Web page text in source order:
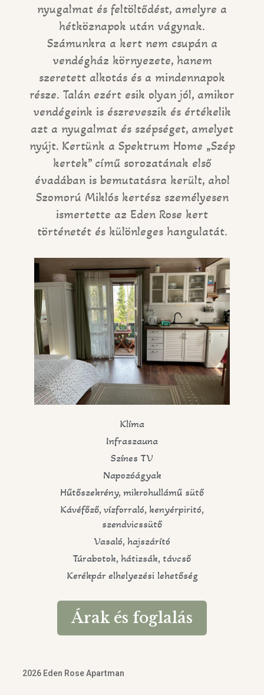
nyugalmat és feltöltődést, amelyre a
hétköznapok után vágynak.
Számunkra a kert nem csupán a
vendégház környezete, hanem
szeretett alkotás és a mindennapok
része. Talán ezért esik olyan jól, amikor
vendégeink is észreveszik és értékelik
azt a nyugalmat és szépséget, amelyet
nyújt. Kertünk a Spektrum Home „Szép
kertek” című sorozatának első
évadában is bemutatásra került, ahol
Szomorú Miklós kertész személyesen
ismertette az Eden Rose kert
történetét és különleges hangulatát.
Klíma
Infraszauna
Színes TV
Napozóágyak
Hűtőszekrény, mikrohullámű sütő
Kávéfőző, vízforraló, kenyérpiritó,
szendvicssütő
Vasaló, hajszárító
Túrabotok, hátizsák, távcső
Kerékpár elhelyezési lehetőség
Árak és foglalás
2026 Eden Rose Apartman